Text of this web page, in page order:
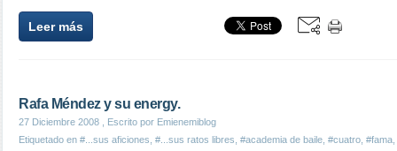
Leer más
Rafa Méndez y su energy.
27 Diciembre 2008 , Escrito por Emienemiblog
Etiquetado en #...sus aficiones #...sus ratos libres #academia de baile #cuatro #fama